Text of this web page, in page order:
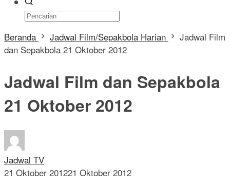
Beranda Jadwal Film/Sepakbola Harian
Jadwal Film
dan Sepakbola 21 Oktober 2012
Jadwal Film dan Sepakbola
21 Oktober 2012
Jadwal TV
21 Oktober 201221 Oktober 2012